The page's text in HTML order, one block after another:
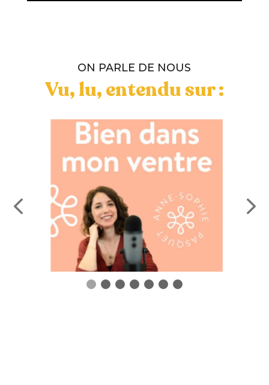
ON PARLE DE NOUS
Vu, lu, entendu sur :